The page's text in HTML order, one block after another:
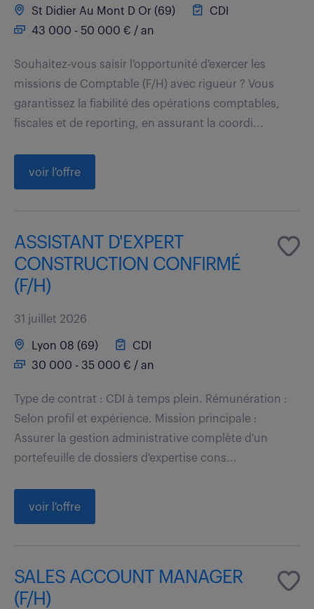
St Didier Au Mont D Or (69)
CDI
43 000 - 50 000 € / an
Souhaitez-vous saisir l'opportunité d'exercer les
missions de Comptable (F/H) avec rigueur ? Vous
garantissez la fiabilité des opérations comptables,
fiscales et de reporting, en assurant la coordi...
voir l'offre
ASSISTANT D'EXPERT
CONSTRUCTION CONFIRMÉ
(F/H)
31 juillet 2026
Lyon 08 (69)
CDI
30 000 - 35 000 € / an
Type de contrat : CDI à temps plein. Rémunération :
Selon profil et expérience. Mission principale :
Assurer la gestion administrative complète d'un
portefeuille de dossiers d'expertise cons...
voir l'offre
SALES ACCOUNT MANAGER
(F/H)